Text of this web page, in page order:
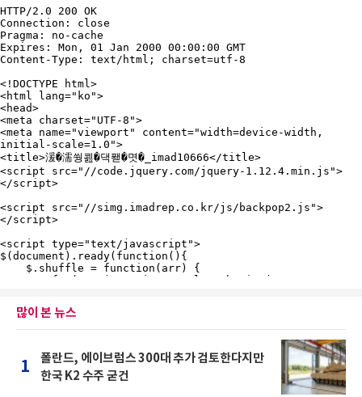
많이 본 뉴스
1
폴란드, 에이브럼스 300대 추가 검토한다지만
한국 K2 수주 굳건